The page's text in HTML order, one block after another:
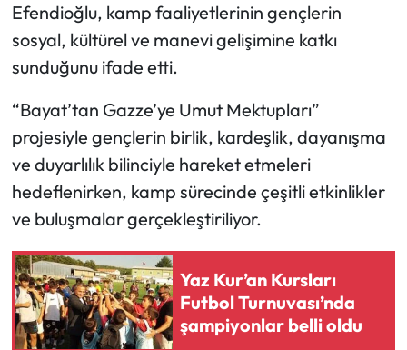
Efendioğlu, kamp faaliyetlerinin gençlerin
sosyal, kültürel ve manevi gelişimine katkı
sunduğunu ifade etti.
“Bayat’tan Gazze’ye Umut Mektupları”
projesiyle gençlerin birlik, kardeşlik, dayanışma
ve duyarlılık bilinciyle hareket etmeleri
hedeflenirken, kamp sürecinde çeşitli etkinlikler
ve buluşmalar gerçekleştiriliyor.
Yaz Kur’an Kursları
Futbol Turnuvası’nda
şampiyonlar belli oldu
Osmancık Haberleri
Otomotiv
Resmi İlan
Resmi Reklam
Sağlık
Siyaset
Spor
Sungurlu Haberleri